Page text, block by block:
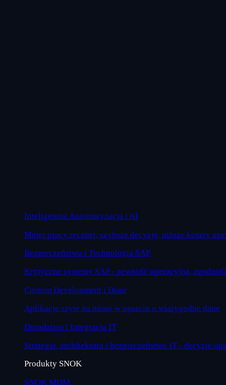
Inteligentna Automatyzacja i AI
Mniej pracy ręcznej, szybsze decyzje, niższe koszty
Bezpieczeństwo i Technologia SAP
Krytyczne systemy SAP - pewność operacyjna,
Custom Development i Dane
Aplikacje szyte na miarę w oparciu o wiarygodne dane
Doradztwo i Integracja IT
Strategia, architektura i bezpieczeństwo IT - decyzje
Produkty SNOK
SNOK MDM